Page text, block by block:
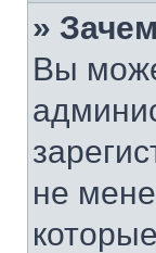
»
Вы
не